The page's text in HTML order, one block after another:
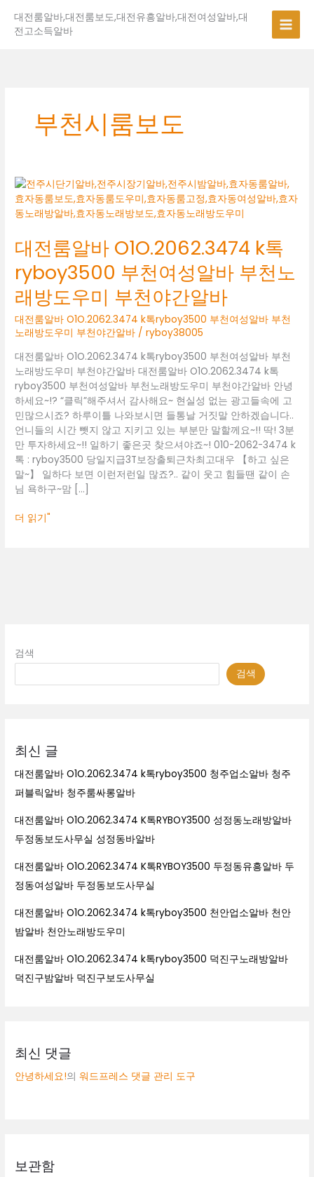
대전룸알바,대전룸보도,대전유흥알바,대전여성알바,대
전고소득알바
부천시룸보도
대전룸알바 O1O.2062.3474 k톡
ryboy3500 부천여성알바 부천노
래방도우미 부천야간알바
대전룸알바 O1O.2062.3474 k톡ryboy3500 부천여성알바 부천
노래방도우미 부천야간알바 /ryboy38005
대전룸알바 O1O.2062.3474 k톡ryboy3500 부천여성알바 부천
노래방도우미 부천야간알바 대전룸알바 O1O.2062.3474 k톡
ryboy3500 부천여성알바 부천노래방도우미 부천야간알바 안녕
하세요~!? “클릭”해주셔서 감사해요~ 현실성 없는 광고들속에 고
민많으시죠? 하루이틀 나와보시면 들통날 거짓말 안하겠습니다..
언니들의 시간 뺏지 않고 지키고 있는 부분만 말할께요~!! 딱! 3분
만 투자하세요~!! 일하기 좋은곳 찾으셔야죠~! 010-2062-3474 k
톡 : ryboy3500 당일지급3T보장출퇴근차최고대우 【하고 싶은
말~】 일하다 보면 이런저런일 많죠?.. 같이 웃고 힘들땐 같이 손
님 욕하구~맘 […]
대
전
룸
바
O1O.2062.3474
k
톡
ryboy3500
부
천
성
알
바
부
천
노
래
방
도
우
부
더 읽기"
검색
검색
최신 글
대전룸알바 O1O.2062.3474 k톡ryboy3500 청주업소알바 청주
퍼블릭알바 청주룸싸롱알바
대전룸알바 O1O.2062.3474 K톡RYBOY3500 성정동노래방알바
두정동보도사무실 성정동바알바
대전룸알바 O1O.2062.3474 K톡RYBOY3500 두정동유흥알바 두
정동여성알바 두정동보도사무실
대전룸알바 O1O.2062.3474 k톡ryboy3500 천안업소알바 천안
밤알바 천안노래방도우미
대전룸알바 O1O.2062.3474 k톡ryboy3500 덕진구노래방알바
덕진구밤알바 덕진구보도사무실
최신 댓글
안녕하세요!의워드프레스 댓글 관리 도구
보관함